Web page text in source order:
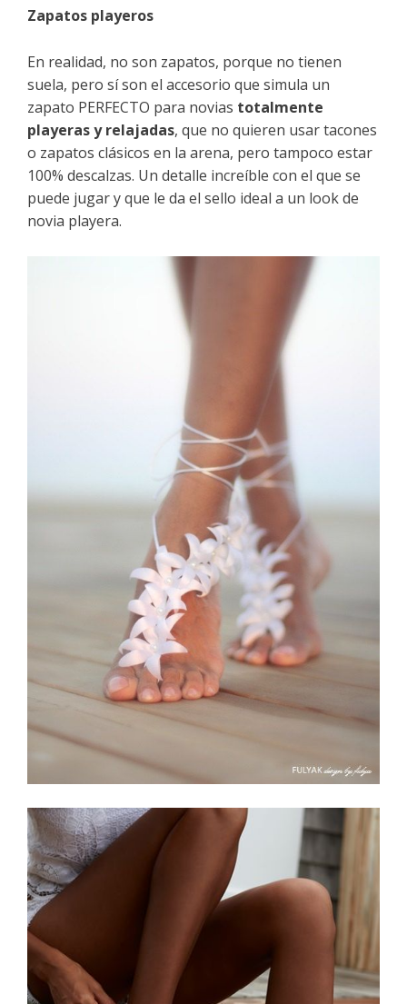
Zapatos playeros
En realidad, no son zapatos, porque no tienen
suela, pero sí son el accesorio que simula un
zapato PERFECTO para novias totalmente
playeras y relajadas, que no quieren usar tacones
o zapatos clásicos en la arena, pero tampoco estar
100% descalzas. Un detalle increíble con el que se
puede jugar y que le da el sello ideal a un look de
novia playera.